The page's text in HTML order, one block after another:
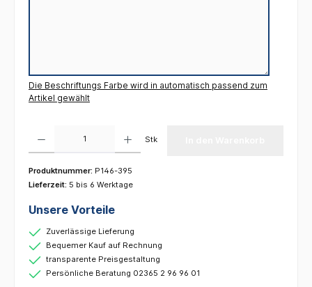
Die Beschriftungs Farbe wird in automatisch passend zum
Artikel gewählt
Stk
Produktnummer: P146-395
Lieferzeit: 5 bis 6 Werktage
Unsere Vorteile
Zuverlässige Lieferung
Bequemer Kauf auf Rechnung
transparente Preisgestaltung
Persönliche Beratung 02365 2 96 96 01